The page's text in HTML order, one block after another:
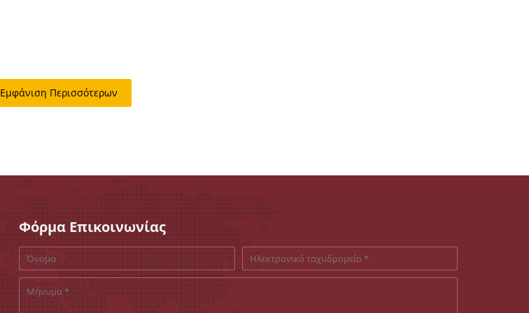
Εμφάνιση Περισσότερων
Φόρμα Επικοινωνίας